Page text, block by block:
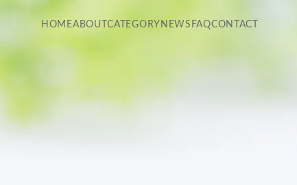
HOMEABOUTCATEGORY NEWS FAQCONTACT